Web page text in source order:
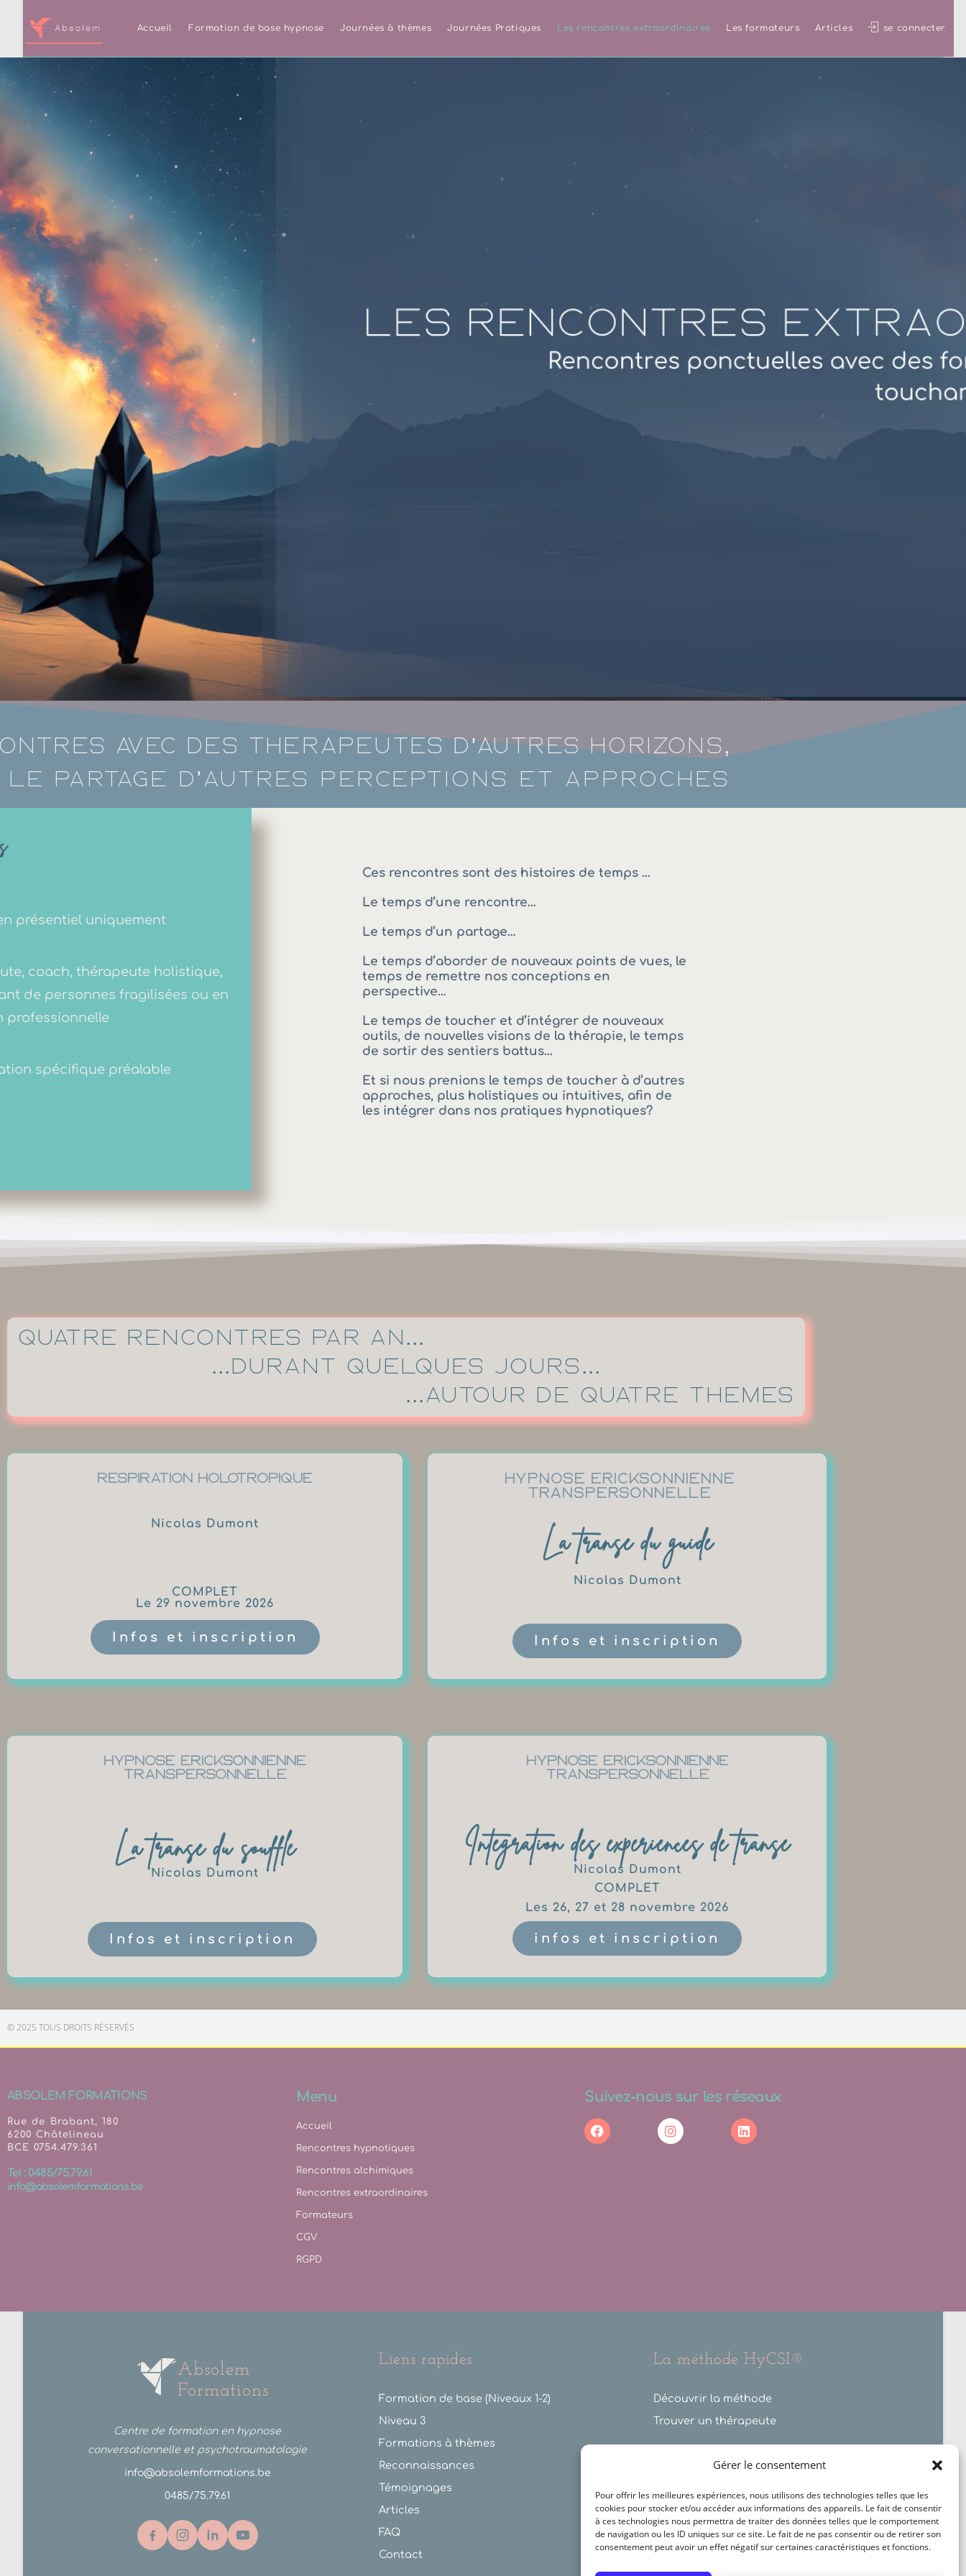
Gérer le consentement
Pour offrir les meilleures expériences, nous utilisons des technologies telles que les
cookies pour stocker et/ou accéder aux informations des appareils. Le fait de consentir
à ces technologies nous permettra de traiter des données telles que le comportement
de navigation ou les ID uniques sur ce site. Le fait de ne pas consentir ou de retirer son
consentement peut avoir un effet négatif sur certaines caractéristiques et fonctions.
Accueil Formation de base hypnose Journées à thèmes Journées Pratiques Les rencontres extraordinaires Les formateurs Articles se connecter
avec des thérapeutes d'autres horizons,
le partage d'autres perceptions et approches
présentiel uniquement
coach, thérapeute holistique,
de personnes fragilisées ou en
professionnelle
spécifique préalable
Ces rencontres sont des histoires de temps …
Le temps d’une rencontre…
Le temps d’un partage…
Le temps d’aborder de nouveaux points de vues, le
temps de remettre nos conceptions en
perspective…
Le temps de toucher et d’intégrer de nouveaux
outils, de nouvelles visions de la thérapie, le temps
de sortir des sentiers battus…
Et si nous prenions le temps de toucher à d’autres
approches, plus holistiques ou intuitives, afin de
les intégrer dans nos pratiques hypnotiques?
Quatre rencontres par an...
...durant quelques jours...
...autour de quatre thèmes
Respiration Holotropique
Nicolas Dumont
COMPLET
Le 29 novembre 2026
Infos et inscription
Hypnose Ericksonnienne
Transpersonnelle
La transe du guide
Nicolas Dumont
Infos et inscription
Hypnose ericksonnienne
transpersonnelle
La transe du souffle
Nicolas Dumont
Infos et inscription
Hypnose ericksonnienne
transpersonnelle
Intégration des expériences de transe
Nicolas Dumont
COMPLET
Les 26, 27 et 28 novembre 2026
infos et inscription
© 2025 TOUS DROITS RÉSERVÉS
ABSOLEM FORMATIONS
Rue de Brabant, 180
6200 Châtelineau
BCE 0754.479.361
Tel : 0485/75.79.61
info@absolemformations.be
Menu
Accueil
Rencontres hypnotiques
Rencontres alchimiques
Rencontres extraordinaires
Formateurs
CGV
RGPD
Suivez-nous sur les réseaux
Absolem
Formations
Centre de formation en hypnose
conversationnelle et psychotraumatologie
info@absolemformations.be
0485/75.79.61
Liens rapides
Formation de base (Niveaux 1-2)
Niveau 3
Formations à thèmes
Reconnaissances
Témoignages
Articles
FAQ
Contact
La méthode HyCSI®
Découvrir la méthode
Trouver un thérapeute
Méthode reconnue par la World Hypnosis Organization,
l'International Hypnosis Association et l'International
Practitioners of Holistic Medicine.